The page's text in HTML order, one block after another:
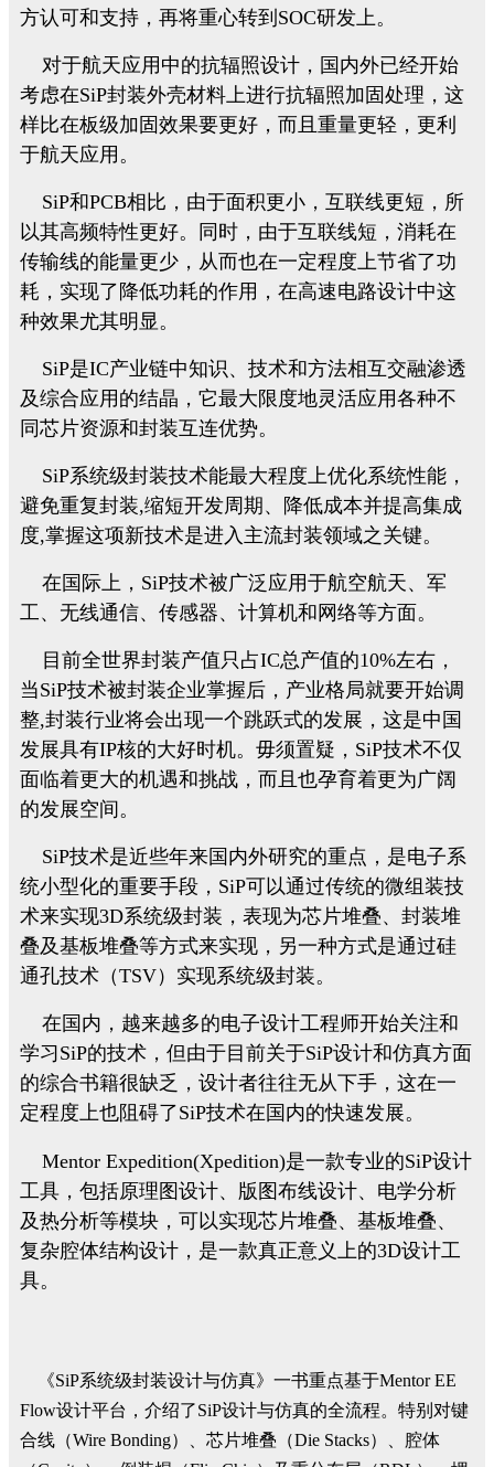
方认可和支持，再将重心转到SOC研发上。
对于航天应用中的抗辐照设计，国内外已经开始
考虑在SiP封装外壳材料上进行抗辐照加固处理，这
样比在板级加固效果要更好，而且重量更轻，更利
于航天应用。
SiP和PCB相比，由于面积更小，互联线更短，所
以其高频特性更好。同时，由于互联线短，消耗在
传输线的能量更少，从而也在一定程度上节省了功
耗，实现了降低功耗的作用，在高速电路设计中这
种效果尤其明显。
SiP是IC产业链中知识、技术和方法相互交融渗透
及综合应用的结晶，它最大限度地灵活应用各种不
同芯片资源和封装互连优势。
SiP系统级封装技术能最大程度上优化系统性能，
避免重复封装,缩短开发周期、降低成本并提高集成
度,掌握这项新技术是进入主流封装领域之关键。
在国际上，SiP技术被广泛应用于航空航天、军
工、无线通信、传感器、计算机和网络等方面。
目前全世界封装产值只占IC总产值的10%左右，
当SiP技术被封装企业掌握后，产业格局就要开始调
整,封装行业将会出现一个跳跃式的发展，这是中国
发展具有IP核的大好时机。毋须置疑，SiP技术不仅
面临着更大的机遇和挑战，而且也孕育着更为广阔
的发展空间。
SiP技术是近些年来国内外研究的重点，是电子系
统小型化的重要手段，SiP可以通过传统的微组装技
术来实现3D系统级封装，表现为芯片堆叠、封装堆
叠及基板堆叠等方式来实现，另一种方式是通过硅
通孔技术（TSV）实现系统级封装。
在国内，越来越多的电子设计工程师开始关注和
学习SiP的技术，但由于目前关于SiP设计和仿真方面
的综合书籍很缺乏，设计者往往无从下手，这在一
定程度上也阻碍了SiP技术在国内的快速发展。
Mentor Expedition(Xpedition)是一款专业的SiP设计
工具，包括原理图设计、版图布线设计、电学分析
及热分析等模块，可以实现芯片堆叠、基板堆叠、
复杂腔体结构设计，是一款真正意义上的3D设计工
具。
《SiP系统级封装设计与仿真》一书重点基于Mentor EE
Flow设计平台，介绍了SiP设计与仿真的全流程。特别对键
合线（Wire Bonding）、芯片堆叠（Die Stacks）、腔体